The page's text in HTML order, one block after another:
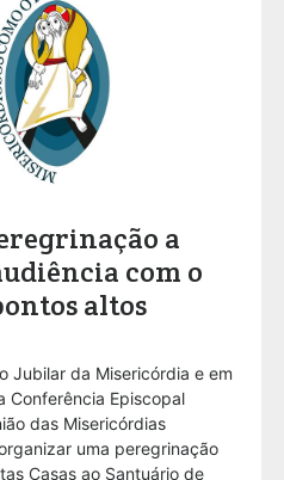
a
com o
altos
Jubilar da Misericórdia e em
Conferência Episcopal
das Misericórdias
uma peregrinação
Casas ao Santuário de